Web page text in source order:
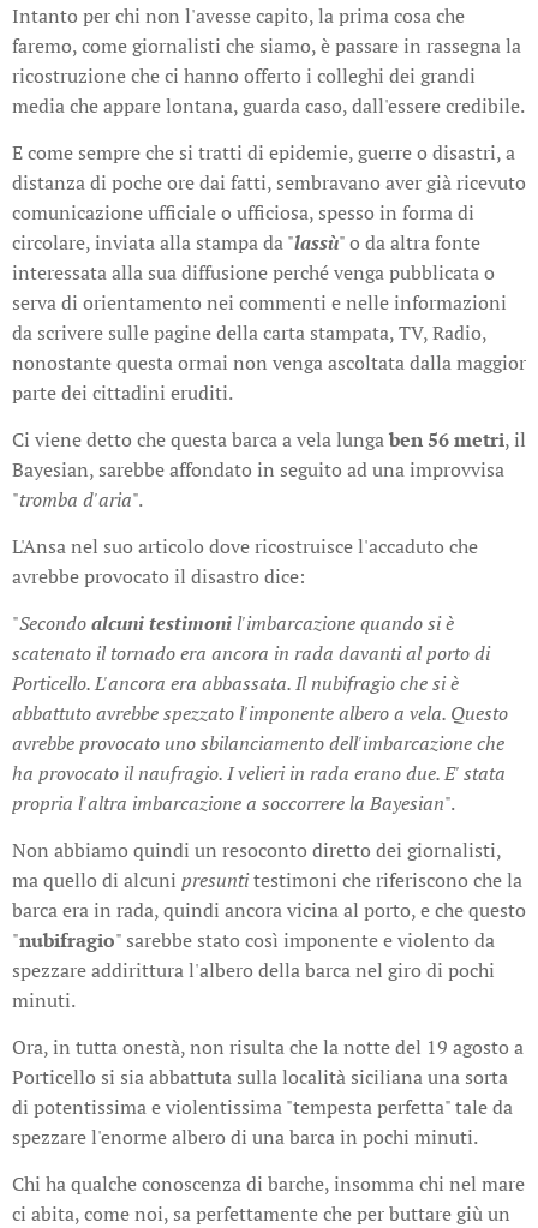
Intanto per chi non l'avesse capito, la prima cosa che
faremo, come giornalisti che siamo, è passare in rassegna la
ricostruzione che ci hanno offerto i colleghi dei grandi
media che appare lontana, guarda caso, dall'essere credibile.
E come sempre che si tratti di epidemie, guerre o disastri, a
distanza di poche ore dai fatti, sembravano aver già ricevuto
comunicazione ufficiale o ufficiosa, spesso in forma di
circolare, inviata alla stampa da "lassù" o da altra fonte
interessata alla sua diffusione perché venga pubblicata o
serva di orientamento nei commenti e nelle informazioni
da scrivere sulle pagine della carta stampata, TV, Radio,
nonostante questa ormai non venga ascoltata dalla maggior
parte dei cittadini eruditi.
Ci viene detto che questa barca a vela lungaben 56 metri, il
Bayesian, sarebbe affondato in seguito ad una improvvisa
"tromba d'aria".
L'Ansa nel suo articolo dove ricostruisce l'accaduto che
avrebbe provocato il disastro dice:
"Secondoalcuni testimonil'imbarcazione quando si è
scatenato il tornado era ancora in rada davanti al porto di
Porticello. L'ancora era abbassata. Il nubifragio che si è
abbattuto avrebbe spezzato l'imponente albero a vela. Questo
avrebbe provocato uno sbilanciamento dell'imbarcazione che
ha provocato il naufragio. I velieri in rada erano due. E' stata
propria l'altra imbarcazione a soccorrere la Bayesian".
Non abbiamo quindi un resoconto diretto dei giornalisti,
ma quello di alcuni presuntitestimoni che riferiscono che la
barca era in rada, quindi ancora vicina al porto, e che questo
"nubifragio" sarebbe stato così imponente e violento da
spezzare addirittura l'albero della barca nel giro di pochi
minuti.
Ora, in tutta onestà, non risulta che la notte del 19 agosto a
Porticello si sia abbattuta sulla località siciliana una sorta
di potentissima e violentissima "tempesta perfetta" tale da
spezzare l'enorme albero di una barca in pochi minuti.
Chi ha qualche conoscenza di barche, insomma chi nel mare
ci abita, come noi, sa perfettamente che per buttare giù un